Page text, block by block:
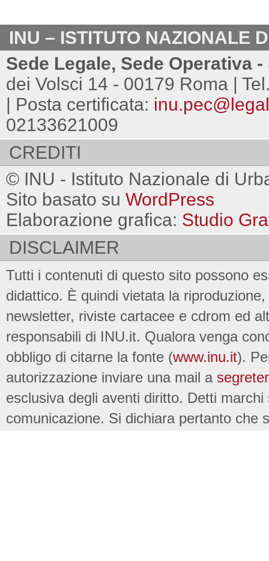
INU – ISTITUTO NAZIONALE
Sede Legale, Sede Operativa
dei Volsci 14 - 00179 Roma |
| Posta certificata:
02133621009
CREDITI
© INU - Istituto Nazionale di
Sito basato su WordPress
Elaborazione grafica: Studio
DISCLAIMER
Tutti i contenuti di questo sito possono
didattico. È quindi vietata la
newsletter, riviste cartacee e cdrom ed
responsabili di INU.it. Qualora venga
obbligo di citarne la fonte (www.inu.it).
autorizzazione inviare una mail a
esclusiva degli aventi diritto. Detti
comunicazione. Si dichiara pertanto che